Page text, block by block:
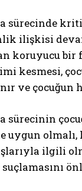
sürecinde
ilişkisi
koruyucu
kesmesi,
ve çocuğun
sürecinin
uygun olmalı,
ilgili